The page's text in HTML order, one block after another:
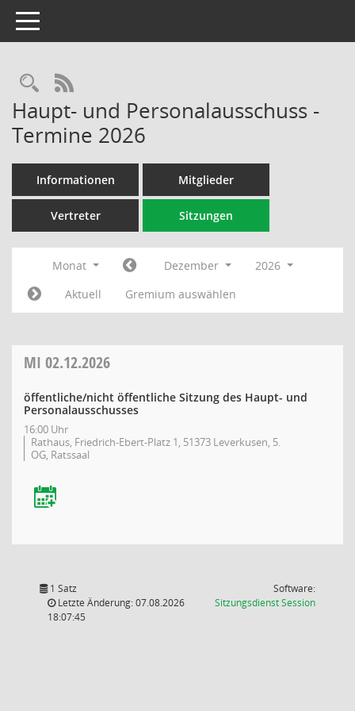
Toggle navigation
Rechercheauswahl
RSS-Feed
Haupt- und Personalausschuss -
Termine 2026
Informationen Mitglieder
Vertreter Sitzungen
Monat Dezember
2026
Aktuell
Gremium auswählen
MI 02.12.2026
öffentliche/nicht öffentliche Sitzung des Haupt- und
Personalausschusses
16:00 Uhr
Rathaus, Friedrich-Ebert-Platz 1, 51373 Leverkusen, 5.
OG, Ratssaal
1 Satz
Letzte Änderung: 07.08.2026
18:07:45
Software:
SitzungsdienstSession(Wird in